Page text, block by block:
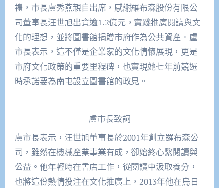
禮，市長盧秀燕親自出席，感謝羅布森股份有限公
司董事長汪世旭出資逾1.2億元，實踐推廣閱讀與文
化的理想，並將圖書館捐贈市府作為公共資產。盧
市長表示，這不僅是企業家的文化情懷展現，更是
市府文化政策的重要里程碑，也實現她七年前競選
時承諾要為南屯設立圖書館的政見。
盧市長致詞
盧市長表示，汪世旭董事長於2001年創立羅布森公
司，雖然在機械產業事業有成，卻始終心繫閱讀與
公益。他年輕時在書店工作，從閱讀中汲取養分，
也將這份熱情投注在文化推廣上，2013年他在烏日